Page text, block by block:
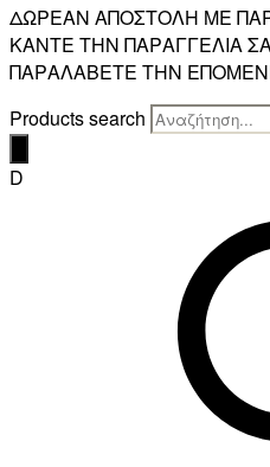
ΔΩΡΕΑΝ ΑΠΟΣΤΟΛΗ ΜΕ
ΚΑΝΤΕ ΤΗΝ ΠΑΡΑΓΓΕΛΙΑ
ΠΑΡΑΛΑΒΕΤΕ ΤΗΝ
Products search
D